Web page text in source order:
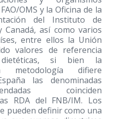
OMS y la Oficina de la
del Instituto de
Canadá, así como varios
entre ellos la Unión
valores de referencia
si bien la
difiere
las denominadas
coinciden
RDA del FNB/IM. Los
pueden definir como una